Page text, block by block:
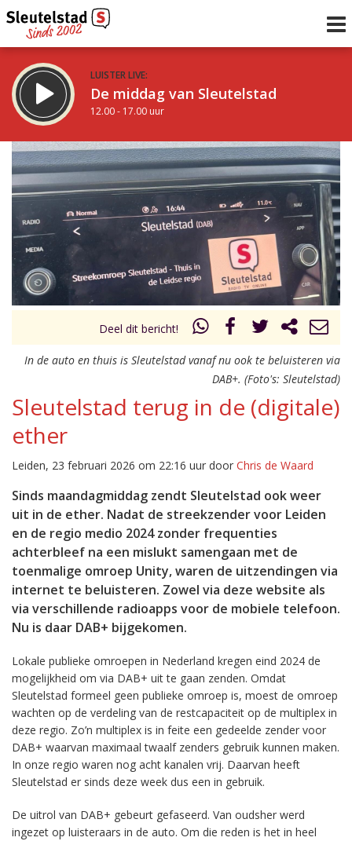
LUISTER LIVE:
De middag van Sleutelstad
12.00 - 17.00 uur
STRAKS:
Sleutelstad 30
17.00 - 19.00 uur
Vorig uur
uur 1 van 0 Volgend uur
Deel dit bericht!
In de auto en thuis is Sleutelstad vanaf nu ook te beluisteren via
DAB+. (Foto's: Sleutelstad)
Sleutelstad terug in de (digitale)
ether
Leiden, 23 februari 2026 om 22:16 uur door Chris de Waard
Sinds maandagmiddag zendt Sleutelstad ook weer
uit in de ether. Nadat de streekzender voor Leiden
en de regio medio 2024 zonder frequenties
achterbleef na een mislukt samengaan met de
toenmalige omroep Unity, waren de uitzendingen via
internet te beluisteren. Zowel via deze website als
via verschillende radioapps voor de mobiele telefoon.
Nu is daar DAB+ bijgekomen.
Lokale publieke omroepen in Nederland kregen eind 2024 de
mogelijkheid om via DAB+ uit te gaan zenden. Omdat
Sleutelstad formeel geen publieke omroep is, moest de omroep
wachten op de verdeling van de restcapaciteit op de multiplex in
deze regio. Zo’n multiplex is in feite een gedeelde zender voor
DAB+ waarvan maximaal twaalf zenders gebruik kunnen maken.
In onze regio waren nog acht kanalen vrij. Daarvan heeft
Sleutelstad er sinds deze week dus een in gebruik.
De uitrol van DAB+ gebeurt gefaseerd. Van oudsher werd
ingezet op luisteraars in de auto. Om die reden is het in heel